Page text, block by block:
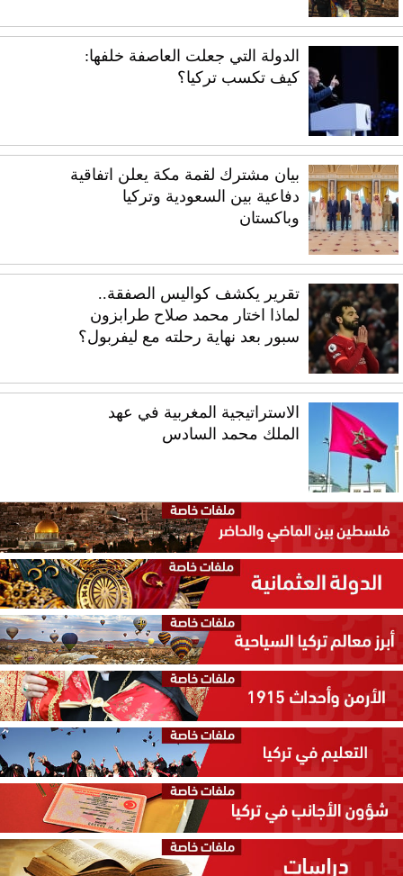
الدولة التي جعلت العاصفة خلفها:
كيف تكسب تركيا؟
بيان مشترك لقمة مكة يعلن اتفاقية
دفاعية بين السعودية وتركيا
وباكستان
تقرير يكشف كواليس الصفقة..
لماذا اختار محمد صلاح طرابزون
سبور بعد نهاية رحلته مع ليفربول؟
الاستراتيجية المغربية في عهد
الملك محمد السادس